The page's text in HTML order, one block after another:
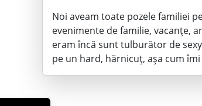
Noi aveam toate pozele familiei
evenimente de familie, vacanțe,
eram încă sunt tulburător de
pe un hard, hărnicuț, așa cum